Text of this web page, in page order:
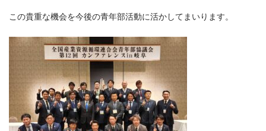
この貴重な機会を今後の青年部活動に活かしてまいります。